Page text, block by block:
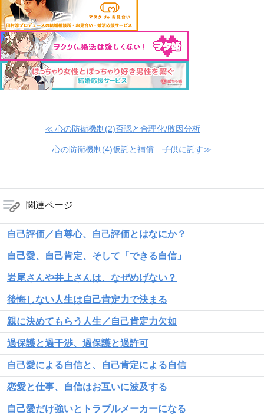
≪ 心の防衛機制(2)否認と合理化/敗因分析
心の防衛機制(4)仮託と補償 子供に託す≫
関連ページ
自己評価／自尊心、自己評価とはなにか？
自己愛、自己肯定、そして「できる自信」
岩尾さんや井上さんは、なぜめげない？
後悔しない人生は自己肯定力で決まる
親に決めてもらう人生／自己肯定力欠如
過保護と過干渉、過保護と過許可
自己愛による自信と、自己肯定による自信
恋愛と仕事、自信はお互いに波及する
自己愛だけ強いとトラブルメーカーになる